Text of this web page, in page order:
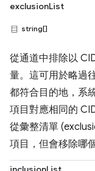
exclusionList
string[]
從通道中排除以
量。這可用於略過
都符合目的地，系
項目對應相同的
從彙整清單
項目，但會移除哪